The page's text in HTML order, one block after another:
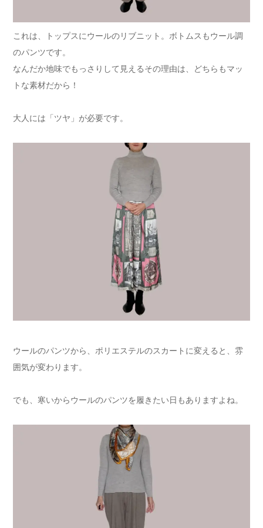
これは、トップスにウールのリブニット。ボトムスもウール調
のパンツです。
なんだか地味でもっさりして見えるその理由は、どちらもマッ
トな素材だから！
大人には「ツヤ」が必要です。
ウールのパンツから、ポリエステルのスカートに変えると、雰
囲気が変わります。
でも、寒いからウールのパンツを履きたい日もありますよね。